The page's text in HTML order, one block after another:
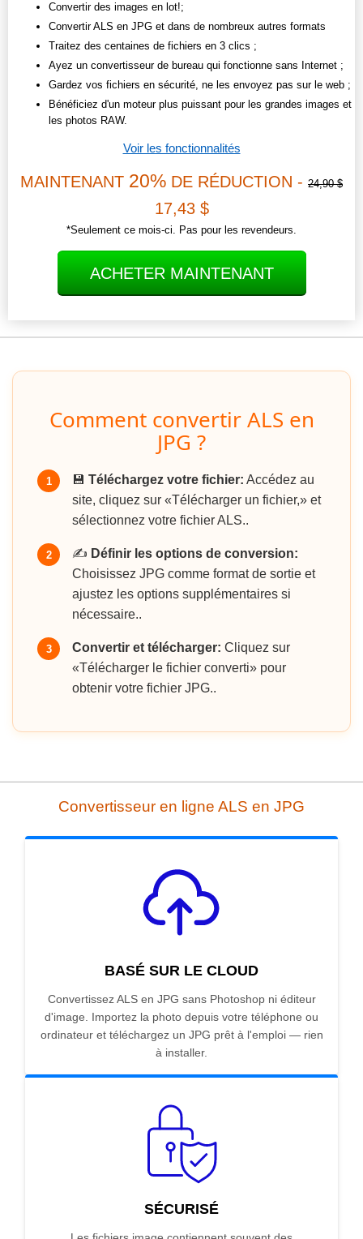
Convertir des images en lot!;
Convertir ALS en JPG et dans de nombreux autres formats
Traitez des centaines de fichiers en 3 clics ;
Ayez un convertisseur de bureau qui fonctionne sans Internet ;
Gardez vos fichiers en sécurité, ne les envoyez pas sur le web ;
Bénéficiez d'un moteur plus puissant pour les grandes images et
les photos RAW.
Voir les fonctionnalités
MAINTENANT 20% DE RÉDUCTION - 24,90 $
17,43 $
*Seulement ce mois-ci. Pas pour les revendeurs.
ACHETER MAINTENANT
Comment convertir ALS en
JPG ?
1 💾 Téléchargez votre fichier: Accédez au
site, cliquez sur «Télécharger un fichier,» et
sélectionnez votre fichier ALS..
2 ✍️ Définir les options de conversion:
Choisissez JPG comme format de sortie et
ajustez les options supplémentaires si
nécessaire..
3 Convertir et télécharger: Cliquez sur
«Télécharger le fichier converti» pour
obtenir votre fichier JPG..
Convertisseur en ligne ALS en JPG
BASÉ SUR LE CLOUD
Convertissez ALS en JPG sans Photoshop ni éditeur
d'image. Importez la photo depuis votre téléphone ou
ordinateur et téléchargez un JPG prêt à l'emploi — rien
à installer.
SÉCURISÉ